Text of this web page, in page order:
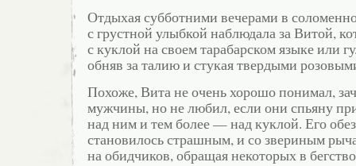
Отдыхая субботними вечерами в
с грустной улыбкой наблюдала за Витой,
с куклой на своем тарабарском языке или
обняв за талию и стукая твердыми
Похоже, Вита не очень хорошо понимал,
мужчины, но не любил, если они спьяну
над ним и тем более — над куклой. Его
становилось страшным, и со звериным
на обидчиков, обращая некоторых в